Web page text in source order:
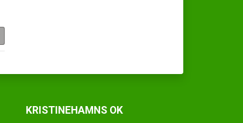
KRISTINEHAMNS OK